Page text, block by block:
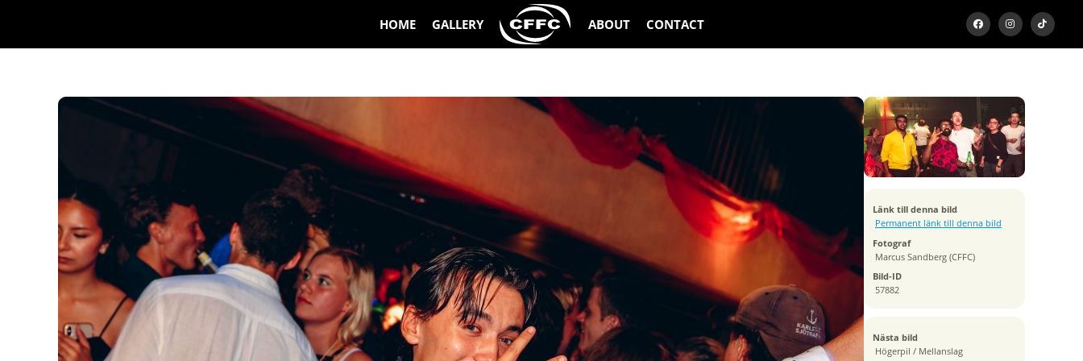
HOME GALLERY ABOUT CONTACT
Länk till denna bild
Permanent länk till denna bild
Fotograf
Marcus Sandberg (CFFC)
Bild-ID
57882
Exponeringstid
1/13 sek
Bländare
f/5.6
Kamera
Tagen
2019:09:01 00:10:14
ISO
500
Brännvidd
51 mm
Nästa bild
Högerpil / Mellanslag